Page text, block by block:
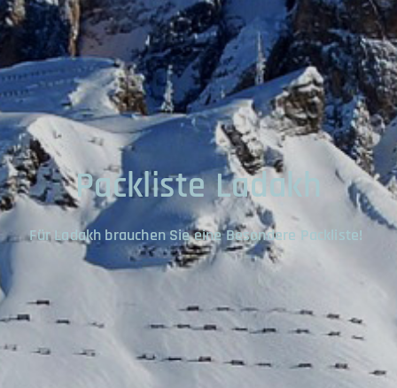
Packliste Ladakh
Für Ladakh brauchen Sie eine Besondere Packliste!